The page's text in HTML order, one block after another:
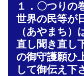
１．〇つりの
世界の民等が
（あやまち
直し聞き直し
の御守護願ひ
して御伝え下